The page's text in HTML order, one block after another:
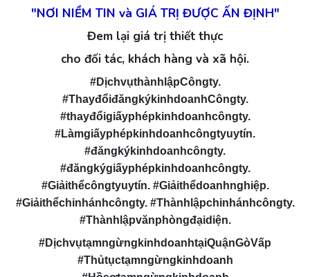
"NƠI NIỀM TIN và GIÁ TRỊ ĐƯỢC ẤN ĐỊNH"
Đem lại giá trị thiết thực
cho đối tác, khách hàng và xã hội.
#DịchvụthànhlậpCôngty.
#ThayđổiđăngkýkinhdoanhCôngty.
#thayđổigiấyphépkinhdoanhcôngty.
#Làmgiấyphépkinhdoanhcôngtyuytín.
#đăngkýkinhdoanhcôngty.
#đăngkýgiấyphépkinhdoanhcôngty.
#Giảithểcôngtyuytín. #Giảithểdoanhnghiệp.
#Giảithểchinhánhcôngty. #Thànhlậpchinhánhcôngty.
#Thànhlậpvănphòngđạidiện.
#DịchvụtạmngừngkinhdoanhtạiQuậnGòVấp
#Thủtụctạmngừngkinhdoanh